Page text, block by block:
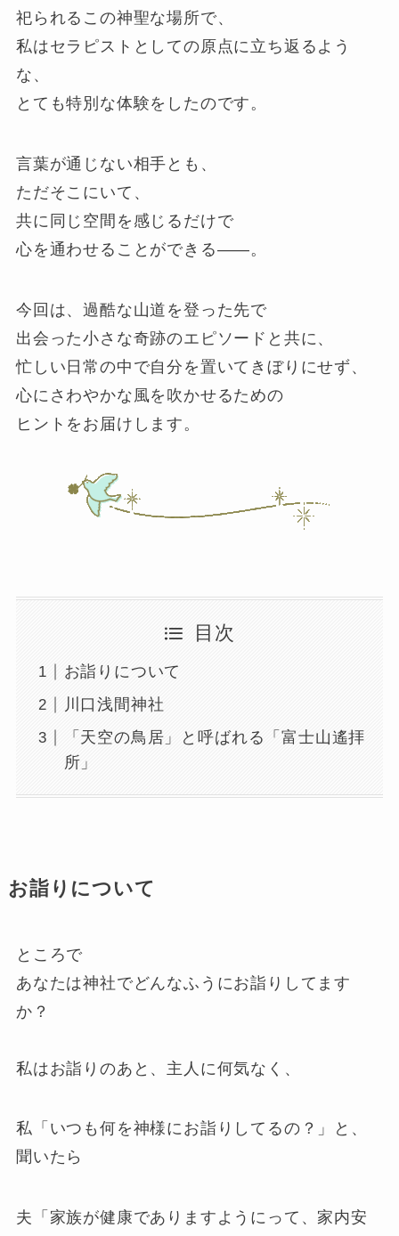
祀られるこの神聖な場所で、
私はセラピストとしての原点に立ち返るよう
な、
とても特別な体験をしたのです。
言葉が通じない相手とも、
ただそこにいて、
共に同じ空間を感じるだけで
心を通わせることができる――。
今回は、過酷な山道を登った先で
出会った小さな奇跡のエピソードと共に、
忙しい日常の中で自分を置いてきぼりにせず、
心にさわやかな風を吹かせるための
ヒントをお届けします。
目次
お詣りについて
川口浅間神社
「天空の鳥居」と呼ばれる「富士山遙拝
所」
お詣りについて
ところで
あなたは神社でどんなふうにお詣りしてます
か？
私はお詣りのあと、主人に何気なく、
私「いつも何を神様にお詣りしてるの？」と、
聞いたら
夫「家族が健康でありますようにって、家内安